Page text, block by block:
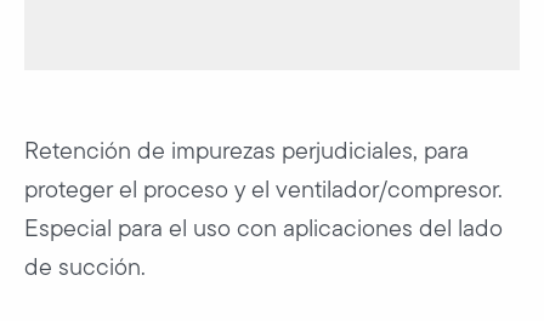
Retención de impurezas perjudiciales, para
proteger el proceso y el ventilador/compresor.
Especial para el uso con aplicaciones del lado
de succión.